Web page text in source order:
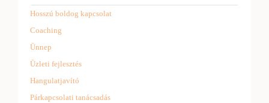
Hosszú boldog kapcsolat
Coaching
Ünnep
Üzleti fejlesztés
Hangulatjavító
Párkapcsolati tanácsadás